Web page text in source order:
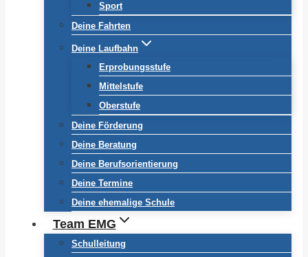
Sport
Deine Fahrten
Deine Laufbahn
Erprobungsstufe
Mittelstufe
Oberstufe
Deine Förderung
Deine Beratung
Deine Berufsorientierung
Deine Termine
Deine ehemalige Schule
Team EMG
Schulleitung